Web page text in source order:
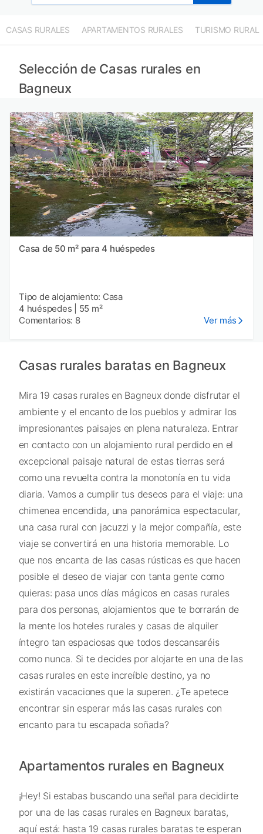
CASAS RURALES APARTAMENTOS RURALES TURISMO RURAL
Selección de Casas rurales en
Bagneux
Casa de 50 m² para 4 huéspedes
Tipo de alojamiento: Casa
4 huéspedes
55 m²
Comentarios: 8
Ver más
Casas rurales baratas en Bagneux
Mira 19 casas rurales en Bagneux donde disfrutar el
ambiente y el encanto de los pueblos y admirar los
impresionantes paisajes en plena naturaleza. Entrar
en contacto con un alojamiento rural perdido en el
excepcional paisaje natural de estas tierras será
como una revuelta contra la monotonía en tu vida
diaria. Vamos a cumplir tus deseos para el viaje: una
chimenea encendida, una panorámica espectacular,
una casa rural con jacuzzi y la mejor compañía, este
viaje se convertirá en una historia memorable. Lo
que nos encanta de las casas rústicas es que hacen
posible el deseo de viajar con tanta gente como
quieras: pasa unos días mágicos en casas rurales
para dos personas, alojamientos que te borrarán de
la mente los hoteles rurales y casas de alquiler
íntegro tan espaciosas que todos descansaréis
como nunca. Si te decides por alojarte en una de las
casas rurales en este increíble destino, ya no
existirán vacaciones que la superen. ¿Te apetece
encontrar sin esperar más las casas rurales con
encanto para tu escapada soñada?
Apartamentos rurales en Bagneux
¡Hey! Si estabas buscando una señal para decidirte
por una de las casas rurales en Bagneux baratas,
aquí está: hasta 19 casas rurales baratas te esperan